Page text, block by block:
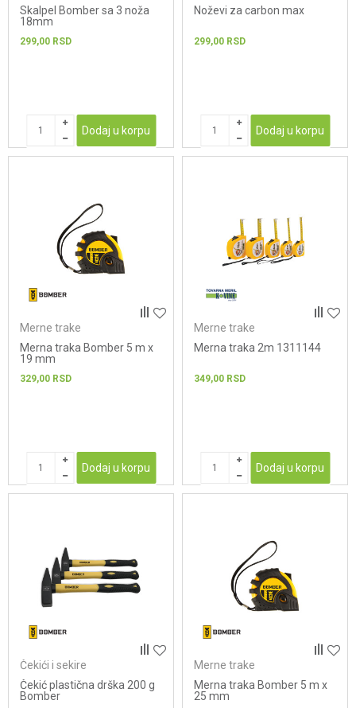
Skalpel Bomber sa 3 noža
18mm
299,00 RSD
Dodaj u korpu
Noževi za carbon max
299,00 RSD
Dodaj u korpu
Merne trake
Merna traka Bomber 5 m x
19 mm
329,00 RSD
Dodaj u korpu
Merne trake
Merna traka 2m 1311144
349,00 RSD
Dodaj u korpu
Čekići i sekire
Čekić plastična drška 200 g
Bomber
Merne trake
Merna traka Bomber 5 m x
25 mm